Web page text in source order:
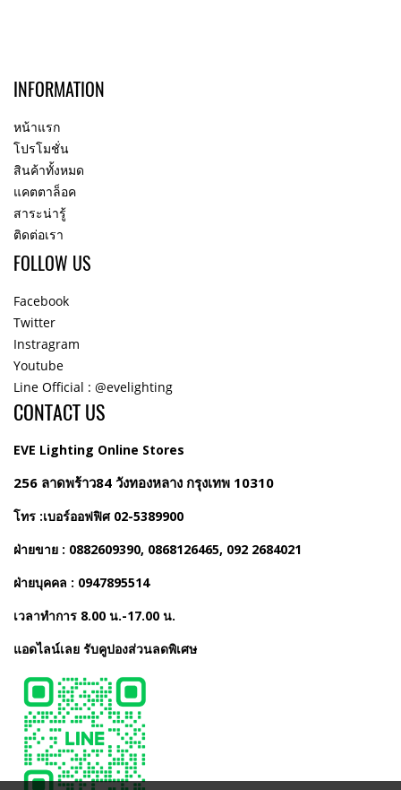
INFORMATION
หน้าแรก
โปรโมชั่น
สินค้าทั้งหมด
แคตตาล็อค
สาระน่ารู้
ติดต่อเรา
FOLLOW US
Facebook
Twitter
Instragram
Youtube
Line Official : @evelighting
CONTACT US
EVE Lighting Online Stores
256 ลาดพร้าว84 วังทองหลาง กรุงเทพ 10310
โทร :เบอร์ออฟฟิศ 02-5389900
ฝ่ายขาย : 0882609390, 0868126465, 092 2684021
ฝ่ายบุคคล : 0947895514
เวลาทำการ 8.00 น.-17.00 น.
แอดไลน์เลย รับคูปองส่วนลดพิเศษ